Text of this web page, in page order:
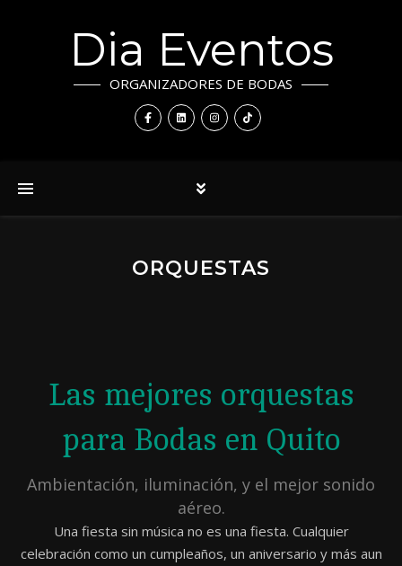
Dia Eventos
ORGANIZADORES DE BODAS
ORQUESTAS
Las mejores orquestas
para Bodas en Quito
Ambientación, iluminación, y el mejor sonido
aéreo.
Una fiesta sin música no es una fiesta. Cualquier
celebración como un cumpleaños, un aniversario y más aun